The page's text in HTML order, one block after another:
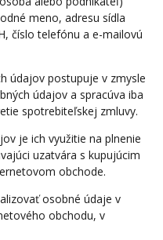
meno, adresu sídla
číslo telefónu a e-mailovú
údajov postupuje v zmysle
údajov a spracúva iba
spotrebiteľskej zmluvy.
je ich využitie na plnenie
uzatvára s kupujúcim
obchode.
osobné údaje v
obchodu, v